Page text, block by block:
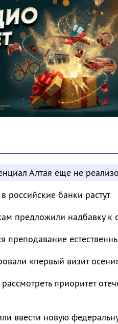
Алтая еще не
российские банки растут
предложили надбавку к
преподавание
«первый визит
приоритет
ввести новую